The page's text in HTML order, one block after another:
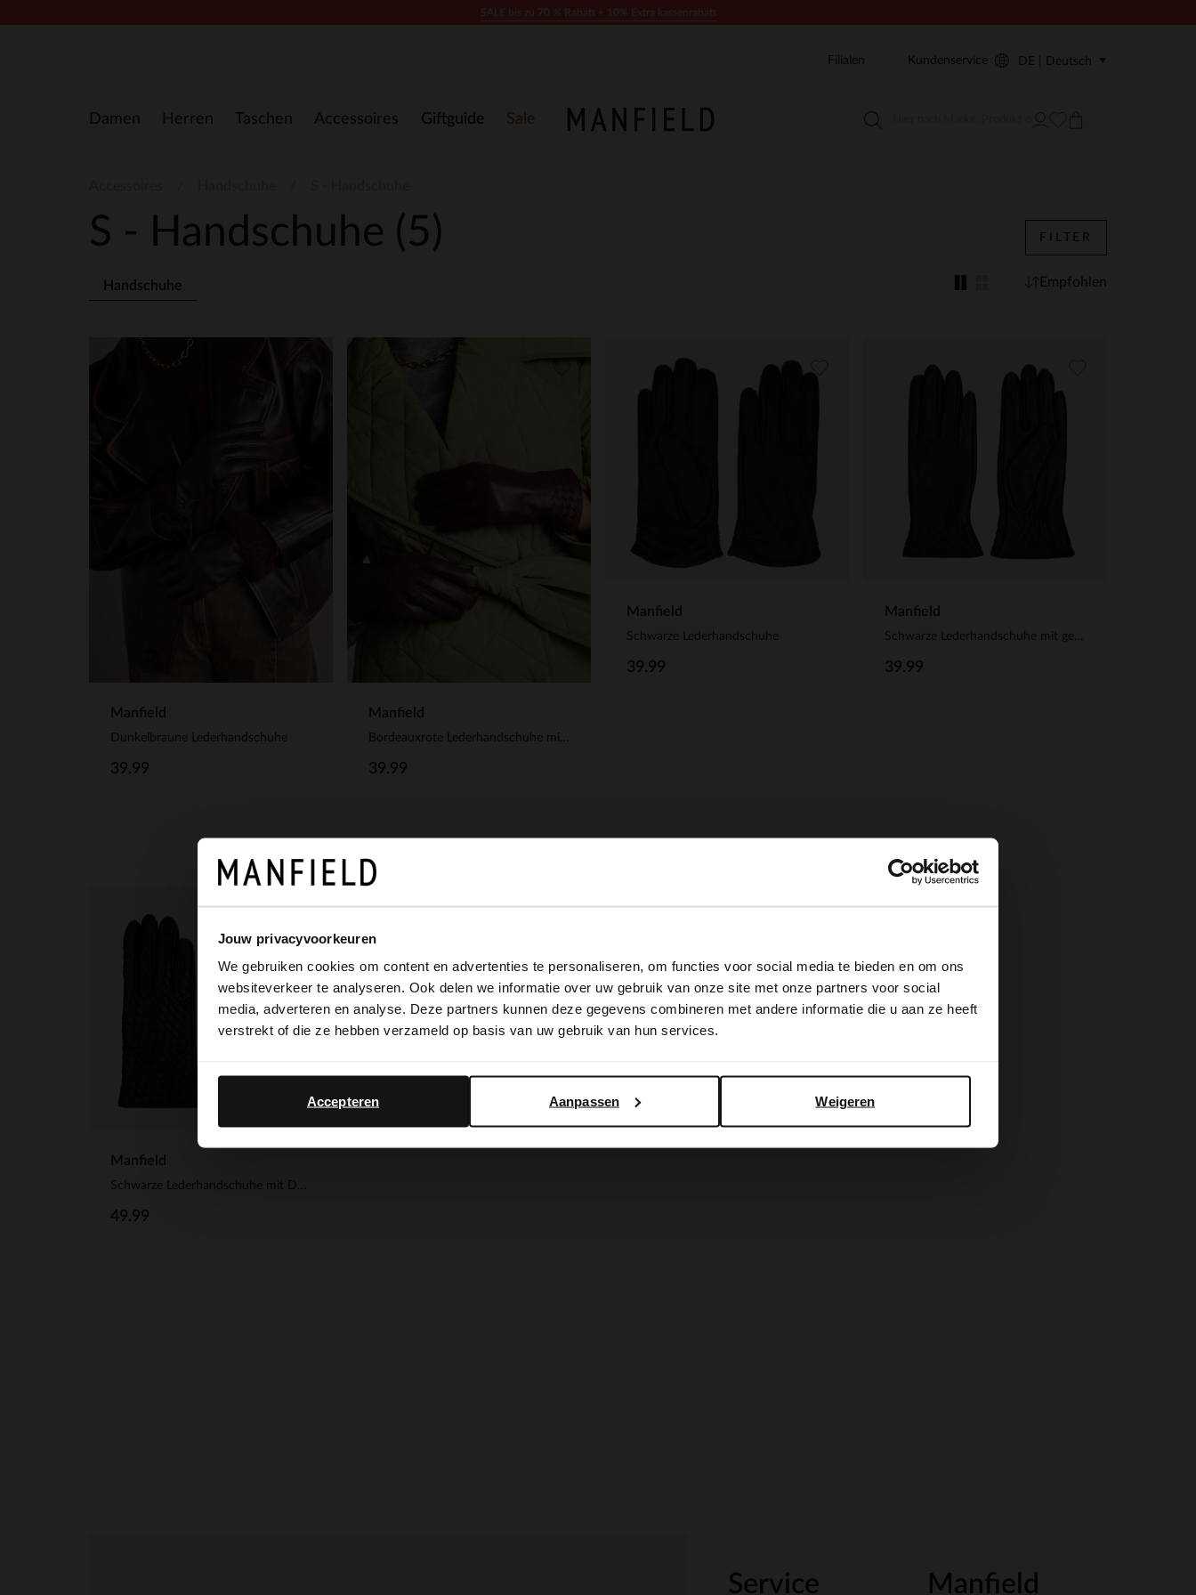
Jouw privacyvoorkeuren
We gebruiken cookies om content en advertenties te personaliseren, om functies voor social media te bieden en om ons
websiteverkeer te analyseren. Ook delen we informatie over uw gebruik van onze site met onze partners voor social
media, adverteren en analyse. Deze partners kunnen deze gegevens combineren met andere informatie die u aan ze heeft
verstrekt of die ze hebben verzameld op basis van uw gebruik van hun services.
Weigeren
Aanpassen
Accepteren
Damen Herren Taschen Accessoires Giftguide Sale
Filialen Kundenservice DE | Deutsch
S - Handschuhe (5)
Handschuhe
FILTER
Empfohlen
Manfield
Dunkelbraune Lederhandschuhe
39.99
Manfield
39.99
Manfield
Schwarze Lederhandschuhe
39.99
Manfield
Schwarze Lederhandschuhe mit geflochtenen Details
39.99
Manfield
49.99
Service Manfield
×
It looks like your language isn't Dutch. Would you like to